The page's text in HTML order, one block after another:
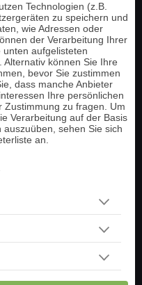
Technologien (z.B.
zu speichern und
wie Adressen oder
der Verarbeitung Ihrer
aufgelisteten
können Sie Ihre
bevor Sie zustimmen
dass manche Anbieter
Ihre persönlichen
Zustimmung zu fragen. Um
Verarbeitung auf der Basis
sehen Sie sich
an.